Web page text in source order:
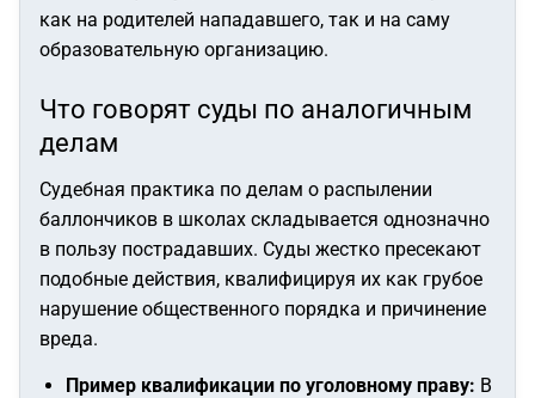
как на родителей нападавшего, так и на саму
образовательную организацию.
Что говорят суды по аналогичным
делам
Судебная практика по делам о распылении
баллончиков в школах складывается однозначно
в пользу пострадавших. Суды жестко пресекают
подобные действия, квалифицируя их как грубое
нарушение общественного порядка и причинение
вреда.
Пример квалификации по уголовному праву: В